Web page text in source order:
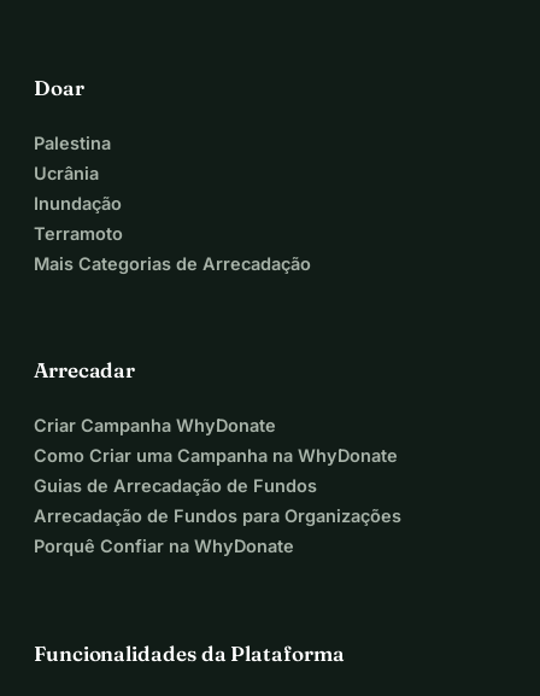
Doar
Palestina
Ucrânia
Inundação
Terramoto
Mais Categorias de Arrecadação
Arrecadar
Criar Campanha WhyDonate
Como Criar uma Campanha na WhyDonate
Guias de Arrecadação de Fundos
Arrecadação de Fundos para Organizações
Porquê Confiar na WhyDonate
Funcionalidades da Plataforma